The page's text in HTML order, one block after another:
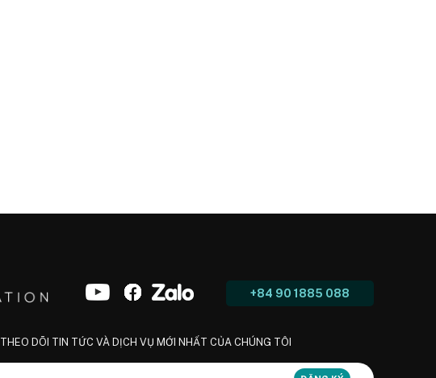
+84 90 1885 088
THEO DÕI TIN TỨC VÀ DỊCH VỤ MỚI NHẤT CỦA CHÚNG TÔI